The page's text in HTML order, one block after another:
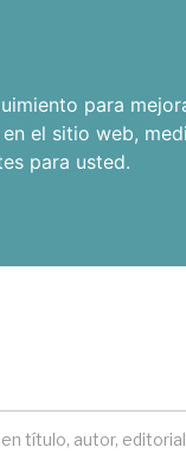
para
el sitio web,
para usted.